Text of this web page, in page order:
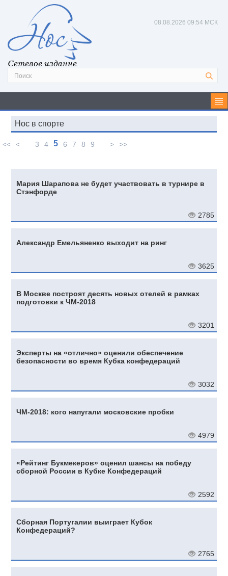
Сетевое издание
08.08.2026 09:54 МСК
Нос в спорте
<< < 3 4 5 6 7 8 9 > >>
Мария Шарапова не будет участвовать в турнире в
Стэнфорде
2785
Александр Емельяненко выходит на ринг
3625
В Москве построят десять новых отелей в рамках
подготовки к ЧМ-2018
3201
Эксперты на «отлично» оценили обеспечение
безопасности во время Кубка конфедераций
3032
ЧМ-2018: кого напугали московские пробки
4979
«Рейтинг Букмекеров» оценил шансы на победу
сборной России в Кубке Конфедераций
2592
Сборная Португалии выиграет Кубок
Конфедераций?
2765